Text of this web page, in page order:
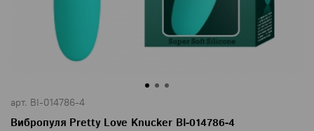
арт. BI-014786-4
Вибропуля Pretty Love Knucker BI-014786-4